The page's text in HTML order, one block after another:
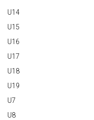
U14
U15
U16
U17
U18
U19
U7
U8